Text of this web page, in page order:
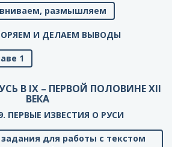
размышляем
И ДЕЛАЕМ ВЫВОДЫ
1
В IX – ПЕРВОЙ ПОЛОВИНЕ XII
ВЕКА
ПЕРВЫЕ ИЗВЕСТИЯ О РУСИ
задания для работы с текстом